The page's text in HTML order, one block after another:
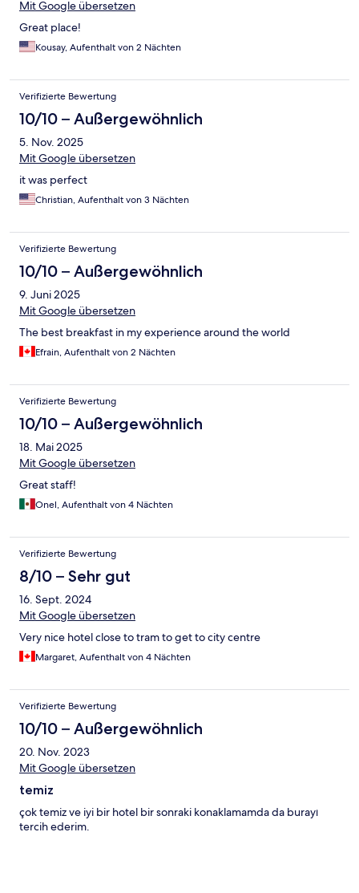
Mit Google übersetzen
Great place!
Kousay, Aufenthalt von 2 Nächten
Verifizierte Bewertung
10/10 – Außergewöhnlich
5. Nov. 2025
Mit Google übersetzen
it was perfect
Christian, Aufenthalt von 3 Nächten
Verifizierte Bewertung
10/10 – Außergewöhnlich
9. Juni 2025
Mit Google übersetzen
The best breakfast in my experience around the world
Efrain, Aufenthalt von 2 Nächten
Verifizierte Bewertung
10/10 – Außergewöhnlich
18. Mai 2025
Mit Google übersetzen
Great staff!
Onel, Aufenthalt von 4 Nächten
Verifizierte Bewertung
8/10 – Sehr gut
16. Sept. 2024
Mit Google übersetzen
Very nice hotel close to tram to get to city centre
Margaret, Aufenthalt von 4 Nächten
Verifizierte Bewertung
10/10 – Außergewöhnlich
20. Nov. 2023
Mit Google übersetzen
temiz
çok temiz ve iyi bir hotel bir sonraki konaklamamda da burayı
tercih ederim.